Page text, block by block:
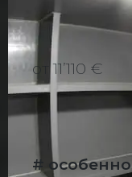
от 11ʼ110 €
#